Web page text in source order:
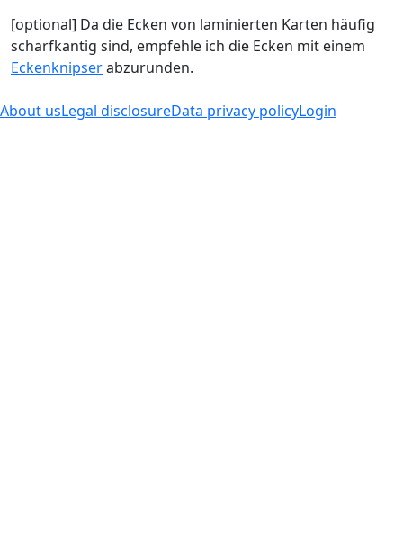
[optional] Da die Ecken von laminierten Karten häufig
scharfkantig sind, empfehle ich die Ecken mit einem
Eckenknipserabzurunden.
About usLegal disclosureData privacy policyLogin